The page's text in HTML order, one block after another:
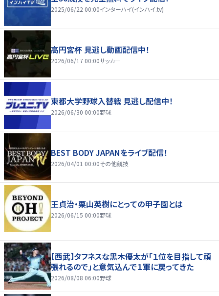
2025/06/22 00:00インターハイ(インハイ.tv)
高円宮杯 見逃し動画配信中！
2026/06/17 00:00サッカー
東都大学野球入替戦 見逃し配信中！
2026/06/30 00:00野球
BEST BODY JAPANをライブ配信！
2026/04/01 00:00その他競技
王貞治・栗山英樹にとっての甲子園とは
2026/06/15 00:00野球
【西武】タフネスな黒木優太が「１位を目指して頑
張れるので」と意気込んで１軍に戻ってきた
2026/08/08 06:00野球